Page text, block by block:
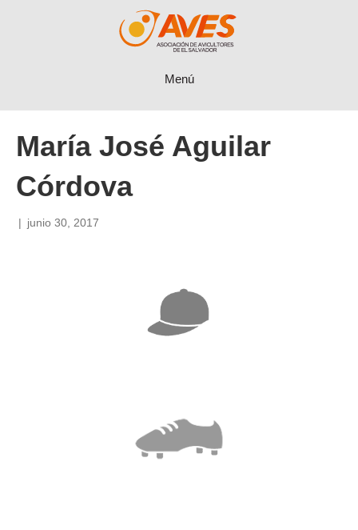
Menú
María José Aguilar
Córdova
| junio 30, 2017